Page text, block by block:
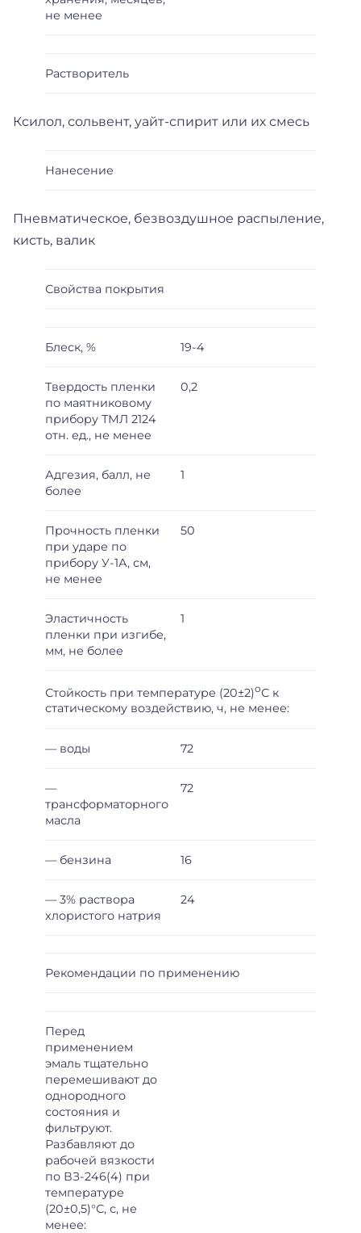
не менее
Растворитель
Ксилол, сольвент, уайт-спирит или их смесь
Нанесение
Пневматическое, безвоздушное распыление,
кисть, валик
Свойства покрытия
Блеск, % 19-4
Твердость пленки
по маятниковому
прибору ТМЛ 2124
отн. ед., не менее
0,2
Адгезия, балл, не
более
1
Прочность пленки
при ударе по
прибору У-1А, см,
не менее
50
Эластичность
пленки при изгибе,
мм, не более
1
Стойкость при температуре (20±2)оС к
статическому воздействию, ч, не менее:
— воды 72
—
трансформаторного
масла
72
— бензина 16
— 3% раствора
хлористого натрия
24
Рекомендации по применению
Перед
применением
эмаль тщательно
перемешивают до
однородного
состояния и
фильтруют.
Разбавляют до
рабочей вязкости
по ВЗ-246(4) при
температуре
(20±0,5)°С, с, не
менее: